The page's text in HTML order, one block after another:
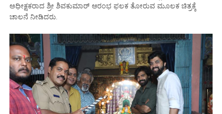
ಅಧೀಕ್ಷಕರಾದ ಶ್ರೀ ಶಿವಕುಮಾರ್ ಆರಂಭ ಫಲಕ ತೋರುವ ಮೂಲಕ ಚಿತ್ರಕ್ಕೆ
ಚಾಲನೆ ನೀಡಿದರು.